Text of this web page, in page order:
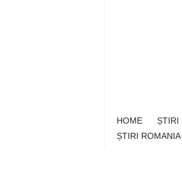
HOME ȘTIRI
ȘTIRI ROMANIA